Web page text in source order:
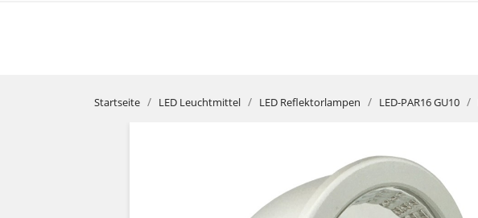
Startseite LED Leuchtmittel LED Reflektorlampen LED-PAR16 GU10